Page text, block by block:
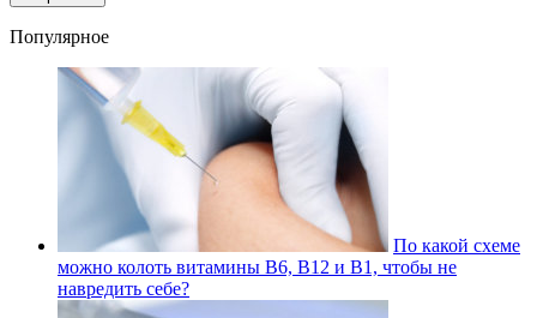
Популярное
По какой схеме
можно колоть витамины В6, В12 и В1, чтобы не
навредить себе?